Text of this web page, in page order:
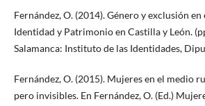
Fernández, O. (2014). Género y exclusión
Identidad y Patrimonio en Castilla y León.
Salamanca: Instituto de las Identidades,
Fernández, O. (2015). Mujeres en el medio
pero invisibles. En Fernández, O. (Ed.)